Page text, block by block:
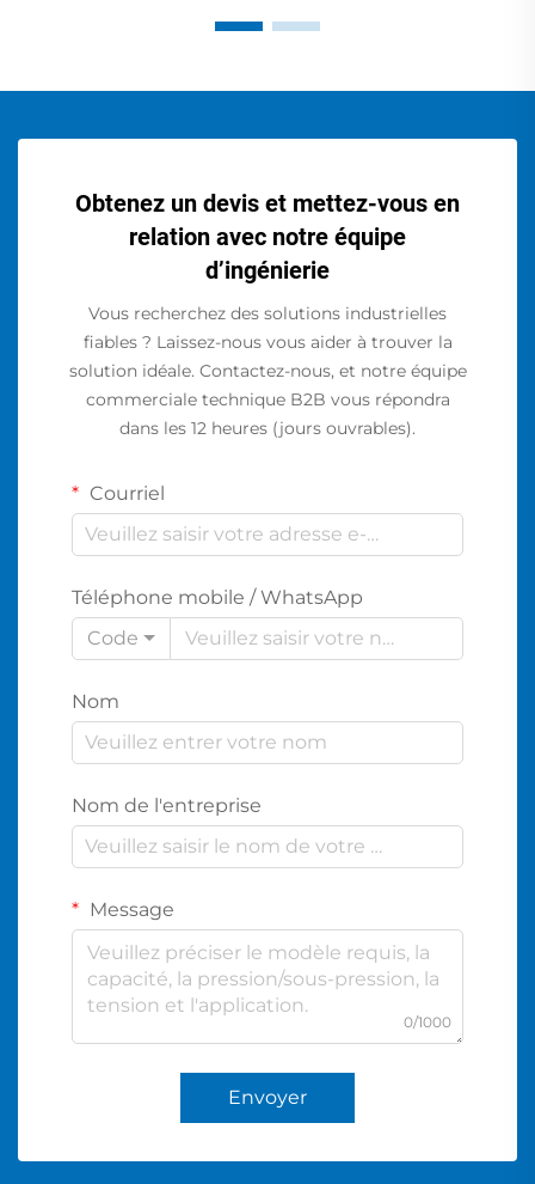
Obtenez un devis et mettez-vous en
relation avec notre équipe
d’ingénierie
Vous recherchez des solutions industrielles
fiables ? Laissez-nous vous aider à trouver la
solution idéale. Contactez-nous, et notre équipe
commerciale technique B2B vous répondra
dans les 12 heures (jours ouvrables).
Courriel
Téléphone mobile / WhatsApp
Code
Nom
Nom de l'entreprise
Message
0/1000
Envoyer